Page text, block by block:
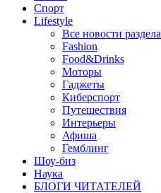
Спорт
Lifestyle
Все новости раздела
Fashion
Food&Drinks
Моторы
Гаджеты
Киберспорт
Путешествия
Интерьеры
Афиша
Гемблинг
Шоу-биз
Наука
БЛОГИ ЧИТАТЕЛЕЙ